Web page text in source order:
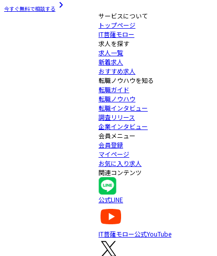
今すぐ無料で相談する
サービスについて
トップページ
IT菩薩モロー
求人を探す
求人一覧
新着求人
おすすめ求人
転職ノウハウを知る
転職ガイド
転職ノウハウ
転職インタビュー
調査リリース
企業インタビュー
会員メニュー
会員登録
マイページ
お気に入り求人
関連コンテンツ
公式LINE
IT菩薩モロー公式YouTube